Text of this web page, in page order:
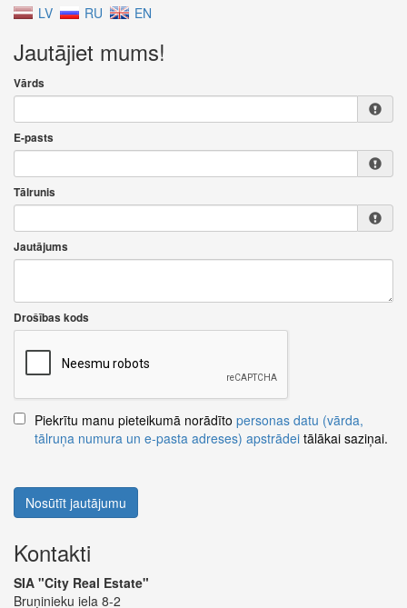
LV RU EN
Jautājiet mums!
Vārds
E-pasts
Tālrunis
Jautājums
Drošības kods
Piekrītu manu pieteikumā norādīto personas datu (vārda,
tālruņa numura un e-pasta adreses) apstrādei tālākai saziņai.
Nosūtīt jautājumu
Kontakti
SIA "City Real Estate"
Bruņinieku iela 8-2